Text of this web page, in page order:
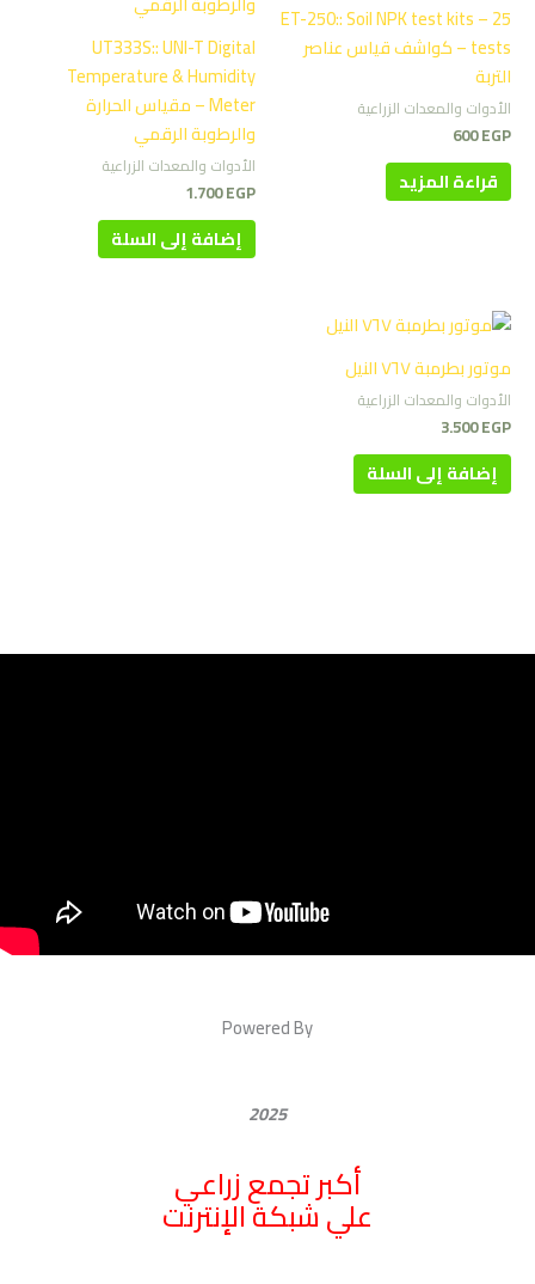
ET-250:: Soil NPK test kits – 25
tests – كواشف قياس عناصر
التربة
الأدوات والمعدات الزراعية
600EGP
قراءة المزيد
UT333S:: UNI-T Digital
Temperature & Humidity
Meter – مقياس الحرارة
والرطوبة الرقمي
الأدوات والمعدات الزراعية
1.700EGP
إضافة إلى السلة
موتور بطرمبة ٧٦٧ النيل
الأدوات والمعدات الزراعية
3.500EGP
إضافة إلى السلة
Powered By
2025
أكبر تجمع زراعي
علي شبكة الإنترنت